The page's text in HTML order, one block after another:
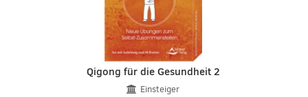
Qigong für die Gesundheit 2
Einsteiger